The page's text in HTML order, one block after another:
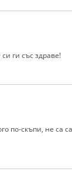
ги със здраве!
по-скъпи, не са